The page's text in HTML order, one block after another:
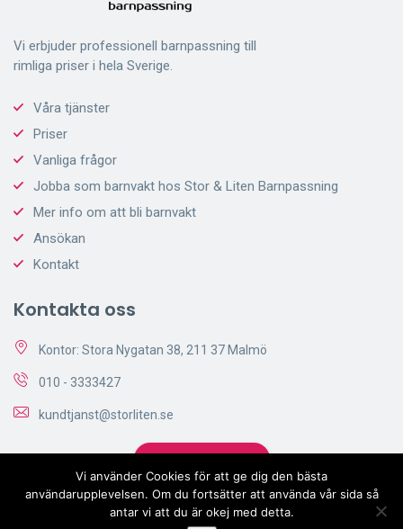
Vi erbjuder professionell barnpassning till
rimliga priser i hela Sverige.
Våra tjänster
Priser
Vanliga frågor
Jobba som barnvakt hos Stor & Liten Barnpassning
Mer info om att bli barnvakt
Ansökan
Kontakt
Kontakta oss
Kontor: Stora Nygatan 38, 211 37 Malmö
010 - 3333427
kundtjanst@storliten.se
© 2017-2023 Stor & Liten Barnpassning
Vi använder Cookies för att ge dig den bästa
användarupplevelsen. Om du fortsätter att använda vår sida så
antar vi att du är okej med detta.